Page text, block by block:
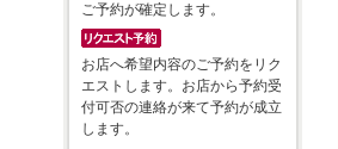
ご予約が確定します。
お店へ希望内容のご予約をリク
エストします。お店から予約受
付可否の連絡が来て予約が成立
します。